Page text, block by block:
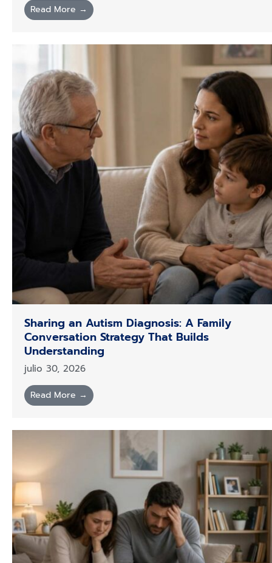
Read More →
Sharing an Autism Diagnosis: A Family
Conversation Strategy That Builds
Understanding
julio 30, 2026
Read More →